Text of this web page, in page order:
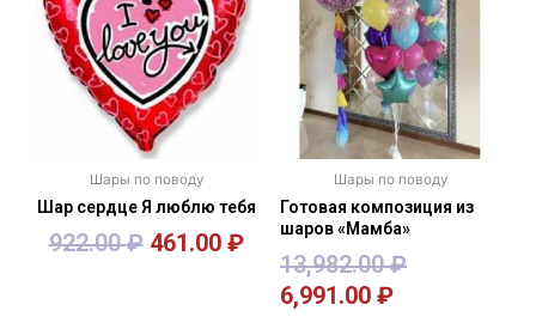
Шары по поводу
Шар сердце Я люблю тебя
922.00₽ 461.00 ₽
Шары по поводу
Готовая композиция из
шаров «Мамба»
13,982.00₽
6,991.00 ₽